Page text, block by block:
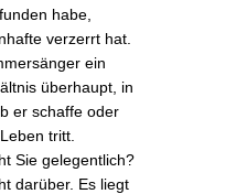
habe,
verzerrt hat.
ein
überhaupt, in
er schaffe oder
tritt.
Sie gelegentlich?
darüber. Es liegt